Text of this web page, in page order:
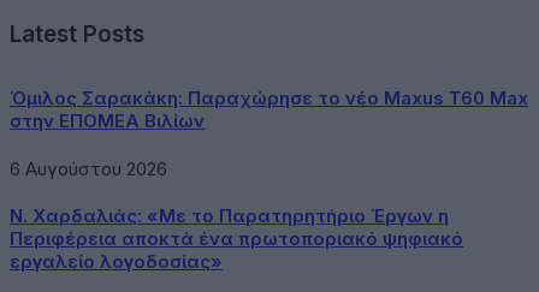
Latest Posts
Όμιλος Σαρακάκη: Παραχώρησε το νέο Maxus T60 Max
στην ΕΠΟΜΕΑ Βιλίων
6 Αυγούστου 2026
Ν. Χαρδαλιάς: «Με το Παρατηρητήριο Έργων η
Περιφέρεια αποκτά ένα πρωτοποριακό ψηφιακό
εργαλείο λογοδοσίας»